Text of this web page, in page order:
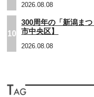
2026.08.08
10
300周年の「新潟ま
市中央区】
2026.08.08